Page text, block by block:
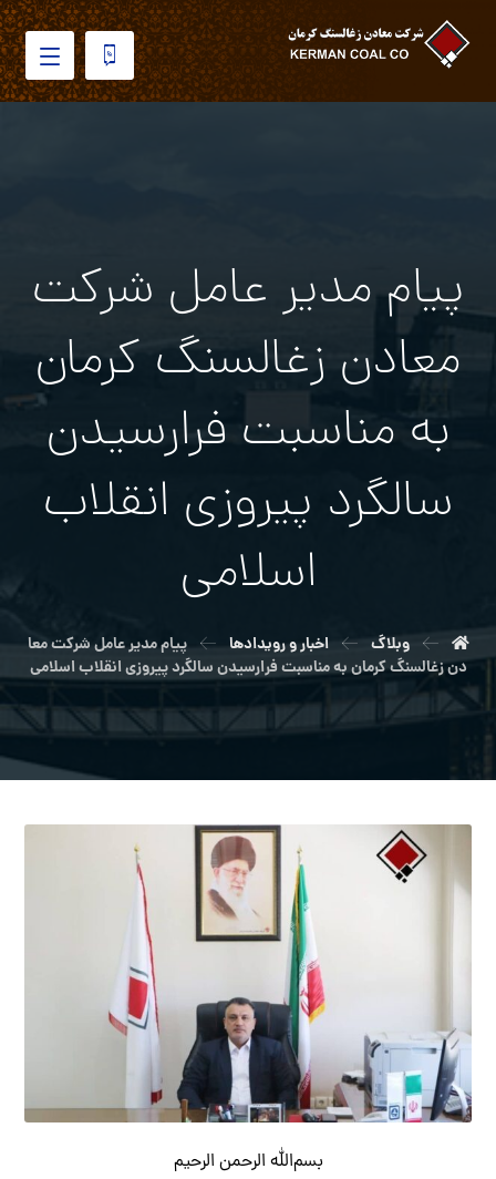
پیام مدیر عامل شرکت
معادن زغالسنگ کرمان
به مناسبت فرارسیدن
سالگرد پیروزی انقلاب
اسلامی
وبلاگ اخبار و رویدادها
پیام مدیر عامل شرکت معا
دن زغالسنگ کرمان به مناسبت فرارسیدن سالگرد پیروزی انقلاب اسلامی
بسم‌الله الرحمن الرحیم